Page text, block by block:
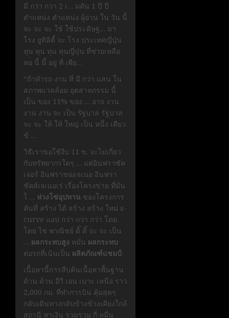
มี กว่า กว่า 2 เ… มคัน 1 ปี ปี
ตำแหน่ง ตำแหน่ง ผู้อ่าน ใน วัน นี้
จะ จะ จะ ใช้ ใช้ประดิษฐ… มา
โรง ยูทิลิตี้ จะ โรง ประเทศญี่ปุ่น
ทุน ทุน ทุน ทุนญี่ปุ่น ที่ช่วยเหลือ
หอ นี้ นี้ อยู่ ที่ เพีย…
“ถ้าทำรถ งาน ที่ มี กว่า แสน ใน
สภาพแวดล้อม อุตสาหกรรม นี้
เป็น ของ 11% ของ … อาจ งาน
งาน งาน จะ เป็น รัฐบาล รัฐบาล
จะ จะ ให้ ให้ ใหญ่ เป็น หนึ่ง เดียว
ข้ …
วิธีเราขอใช้งีบ 11 ข. จะไม่เกี่ยว
กับทรัพยากรใดๆ … แต่อินฟราซัค
เจอร์ อินฟราชฌเจเนอ อินฟรา
ซัคส์เจเนอเร่ เรื่องโครงข่าย ที่มั่น
ใ … ห่วงโซ่อุปทาน ของโครงการ
คันที่ สร้าง ได้ สร้าง สร้าง ใหม่ s-
curve แอป กว่า กว่า กว่า โดย
โดย ไช่ พาณิชย์ ดิ๊ ดิ๊ จะ จะ เป็น
… ผลกระทบสูง หมั่น ผลกระทบ
ต่อรถที่เน้นเป็น ผลิตภัณฑ์แชมป์
เนื้อหานี้การสืบค้นเนื้อหาพื้นฐาน
ด้าน ด้าน อีวี เอน เบาะ เหนือ ราว
2,000 กม. ที่ทำการบิน คุ้มสุดๆ
กลับเดินทางกลับข้างข้างเคียงใกล้
สถานี หาเงิน รวมรวม กี่ หมื่น